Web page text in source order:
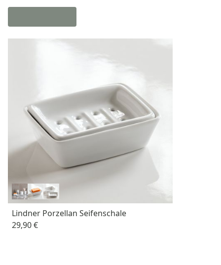
Lindner Porzellan Seifenschale
29,90 €